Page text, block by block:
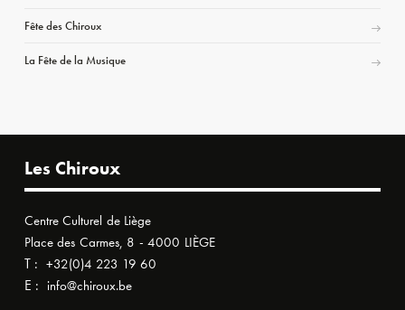
Fête des Chiroux
La Fête de la Musique
Les Chiroux
Centre Culturel de Liège
Place des Carmes, 8 - 4000 LIÈGE
T : +32(0)4 223 19 60
E : info@chiroux.be